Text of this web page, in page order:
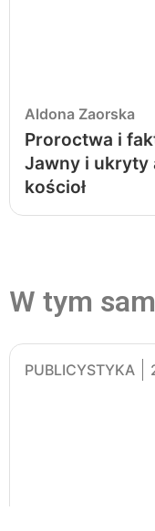
Aldona Zaorska
Proroctwa i
Jawny i ukryty
kościoł
W tym
PUBLICYSTYKA